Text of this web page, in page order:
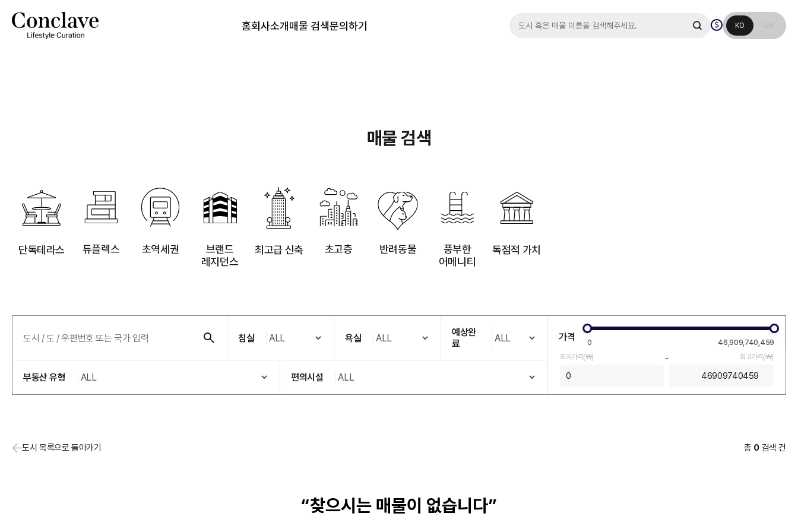
홈회사소개매물 검색문의하기 KO EN
매물 검색
단독테라스 듀플렉스 초역세권
브랜드
레지던스
최고급 신축 초고층 반려동물
풍부한
어메니티
독점적 가치
침실 욕실
예상완
료
부동산 유형 편의시설
가격
0
46,909,740,459
최저가격(￦)
~ 최고가격(￦)
도시 목록으로 돌아가기 총 0검색 건
“찾으시는 매물이 없습니다”